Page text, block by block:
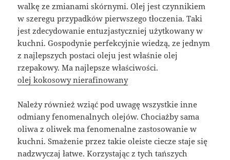
walkę ze zmianami skórnymi. Olej jest czynnikiem
w szeregu przypadków pierwszego tłoczenia. Taki
jest zdecydowanie entuzjastyczniej użytkowany w
kuchni. Gospodynie perfekcyjnie wiedzą, ze jednym
z najlepszych postaci oleju jest właśnie olej
rzepakowy. Ma najlepsze właściwości.
olej kokosowy nierafinowany
Należy również wziąć pod uwagę wszystkie inne
odmiany fenomenalnych olejów. Chociażby sama
oliwa z oliwek ma fenomenalne zastosowanie w
kuchni. Smażenie przez takie oleiste ciecze staje się
nadzwyczaj łatwe. Korzystając z tych tańszych